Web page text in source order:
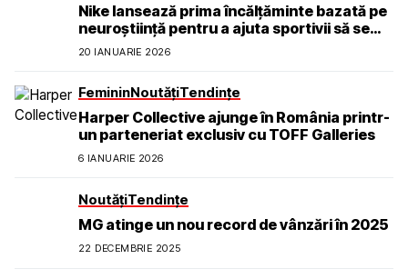
Nike lansează prima încălțăminte bazată pe
neuroștiință pentru a ajuta sportivii să se
simtă calmi, concentrați și prezenți
20 IANUARIE 2026
FemininNoutățiTendințe
Harper Collective ajunge în România printr-
un parteneriat exclusiv cu TOFF Galleries
6 IANUARIE 2026
NoutățiTendințe
MG atinge un nou record de vânzări în 2025
22 DECEMBRIE 2025